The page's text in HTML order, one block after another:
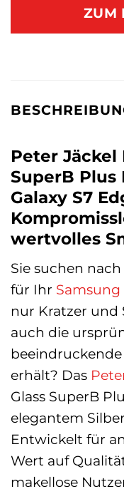
ZUM
Peter Jäckel
SuperB Plus
Galaxy S7
wertvolles
Sie suchen
für Ihr Samsung
nur Kratzer und
auch die
erhält? Das
Glass SuperB
elegantem
Entwickelt für
Wert auf
makellose